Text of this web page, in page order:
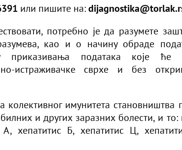
или пишите на:
потребно је да разумете
као и о начину обраде
приказивања података које ће
истраживачке сврхе и без
имунитета становништва
и других заразних болести, и то:
хепатитис Б, хепатитис Ц,